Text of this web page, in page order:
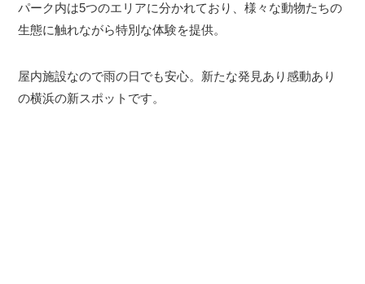
パーク内は5つのエリアに分かれており、様々な動物たちの
生態に触れながら特別な体験を提供。
屋内施設なので雨の日でも安心。新たな発見あり感動あり
の横浜の新スポットです。